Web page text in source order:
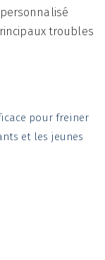
troubles
pour freiner
et les jeunes